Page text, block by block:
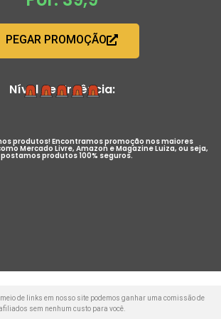
PEGAR PROMOÇÃO
Nível de Urgência:
produtos! Encontramos promoção nos maiores
Mercado Livre, Amazon e Magazine Luiza, ou seja,
postamos produtos 100% seguros.
de links em nosso site podemos ganhar uma comissão de
sem nenhum custo para você.